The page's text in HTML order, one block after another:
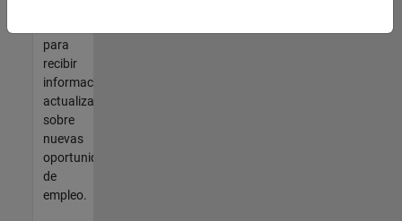
para
recibir
información
actualizada
sobre
nuevas
oportunidades
de
empleo.